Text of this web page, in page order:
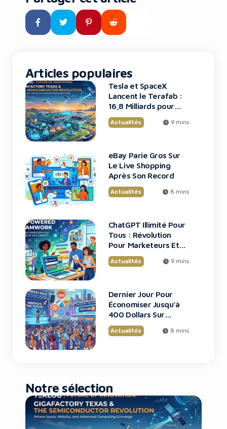
professionnels du marketing,
les entrepreneurs et les
équipes de startups, cette
évolution représente bien plus
Articles populaires
Tesla et SpaceX
Lancent le Terafab :
16,8 Milliards pour
une Usine de Puces
Révolutionnaire
Actualités 9 mins
eBay Parie Gros Sur
Le Live Shopping
Après Son Record
Actualités 8 mins
ChatGPT Illimité Pour
Tous : Révolution
Pour Marketeurs Et
Startups
Actualités 9 mins
Dernier Jour Pour
Économiser Jusqu’à
400 Dollars Sur
TechCrunch Disrupt
2026
Actualités 8 mins
Notre sélection